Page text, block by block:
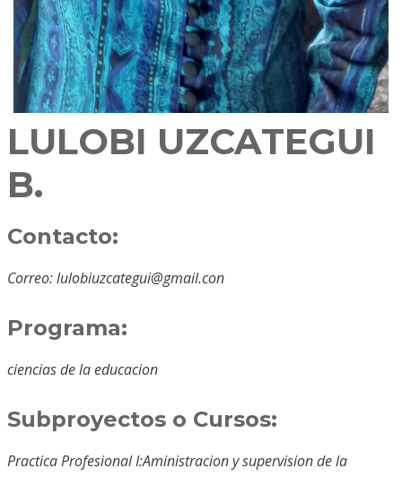
LULOBI UZCATEGUI
B.
Contacto:
Correo: lulobiuzcategui@gmail.con
Programa:
ciencias de la educacion
Subproyectos o Cursos:
Practica Profesional I:Aministracion y supervision de la